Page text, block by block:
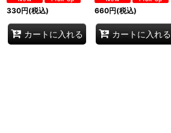
330円(税込)
カートに入れる
660円(税込)
カートに入れる